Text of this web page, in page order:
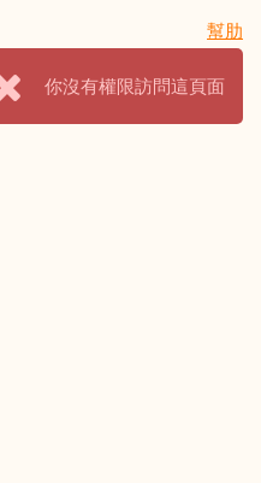
幫肋
你沒有權限訪問這頁面